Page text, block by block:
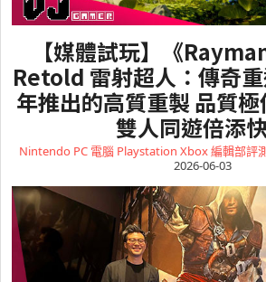
【媒體試玩】《
Retold 雷射超人：傳奇
年推出的高質重製 品質
雙人同遊倍添
Nintendo PC 電腦 Playstation Xbox編輯部評
2026-06-03